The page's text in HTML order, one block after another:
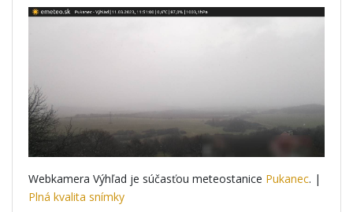
Webkamera Výhľad je súčasťou meteostanice Pukanec. |
Plná kvalita snímky